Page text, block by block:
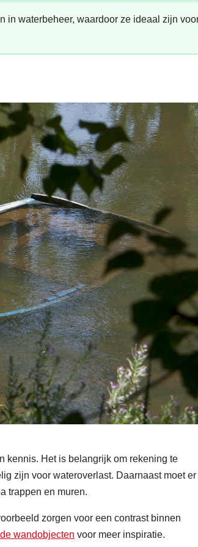
in waterbeheer, waardoor ze ideaal zijn
kennis. Het is belangrijk om rekening te
zijn voor wateroverlast. Daarnaast moet er
trappen en muren.
zorgen voor een contrast binnen
wandobjecten voor meer inspiratie.